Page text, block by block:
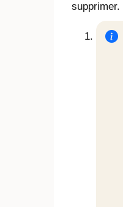
supprimer.